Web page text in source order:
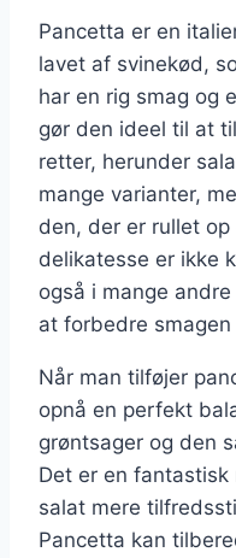
Pancetta er en
lavet af svinekød,
har en rig smag og
gør den ideel til at
retter, herunder
mange varianter,
den, der er rullet
delikatesse er ikke
også i mange
at forbedre
Når man tilføjer
opnå en perfekt
grøntsager og den
Det er en
salat mere
Pancetta kan